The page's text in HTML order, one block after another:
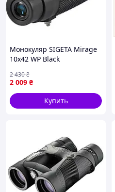
Монокуляр SIGETA Mirage
10x42 WP Black
2 009 ₴
2 430₴
Купить